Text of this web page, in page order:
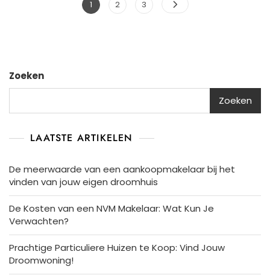
Pagina
1 Pagina
2 Pagina
3
Zoeken
Zoeken
LAATSTE ARTIKELEN
De meerwaarde van een aankoopmakelaar bij het
vinden van jouw eigen droomhuis
De Kosten van een NVM Makelaar: Wat Kun Je
Verwachten?
Prachtige Particuliere Huizen te Koop: Vind Jouw
Droomwoning!